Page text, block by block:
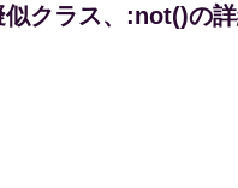
似クラス、:not()の